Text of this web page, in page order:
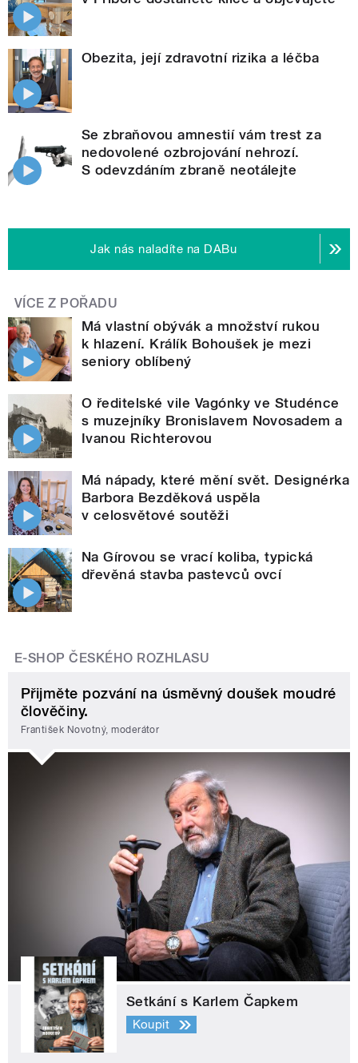
Obezita, její zdravotní rizika a léčba
Se zbraňovou amnestií vám trest za
nedovolené ozbrojování nehrozí.
S odevzdáním zbraně neotálejte
Jak nás naladíte na DABu
VÍCE Z POŘADU
Má vlastní obývák a množství rukou
k hlazení. Králík Bohoušek je mezi
seniory oblíbený
O ředitelské vile Vagónky ve Studénce
s muzejníky Bronislavem Novosadem a
Ivanou Richterovou
Má nápady, které mění svět. Designérka
Barbora Bezděková uspěla
v celosvětové soutěži
Na Gírovou se vrací koliba, typická
dřevěná stavba pastevců ovcí
E-SHOP ČESKÉHO ROZHLASU
Přijměte pozvání na úsměvný doušek moudré
člověčiny.
František Novotný, moderátor
Setkání s Karlem Čapkem
Koupit